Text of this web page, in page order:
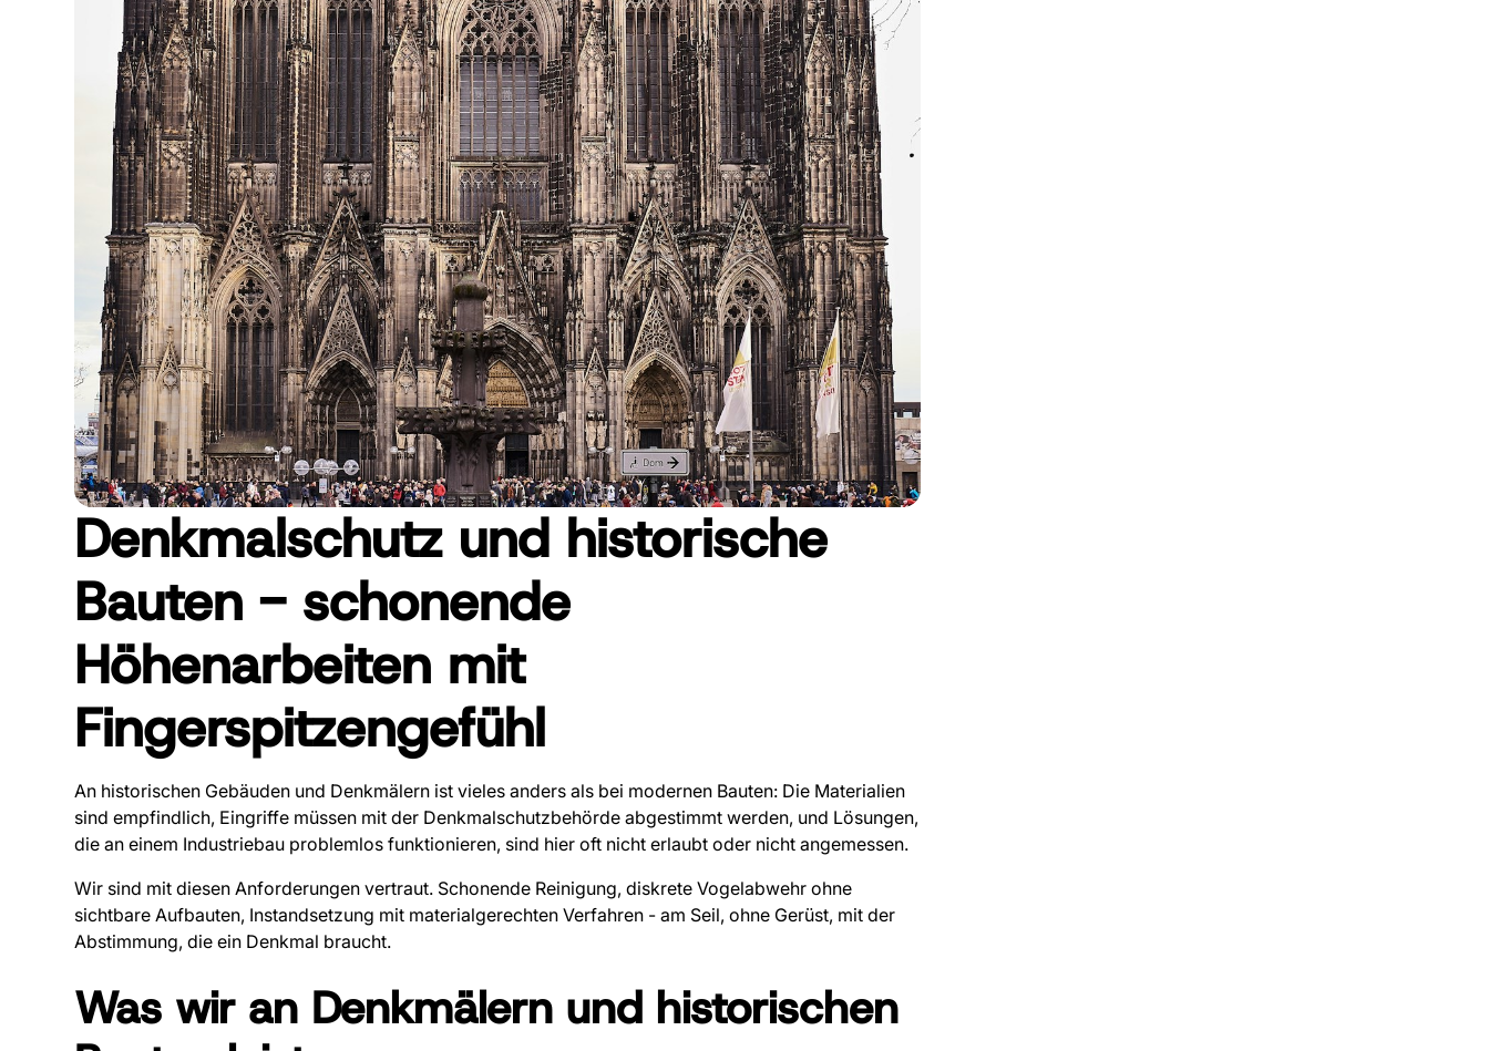
Denkmalschutz und historische
Bauten - schonende
Höhenarbeiten mit
Fingerspitzengefühl
An historischen Gebäuden und Denkmälern ist vieles anders als bei modernen Bauten: Die Materialien
sind empfindlich, Eingriffe müssen mit der Denkmalschutzbehörde abgestimmt werden, und Lösungen,
die an einem Industriebau problemlos funktionieren, sind hier oft nicht erlaubt oder nicht angemessen.
Wir sind mit diesen Anforderungen vertraut. Schonende Reinigung, diskrete Vogelabwehr ohne
sichtbare Aufbauten, Instandsetzung mit materialgerechten Verfahren - am Seil, ohne Gerüst, mit der
Abstimmung, die ein Denkmal braucht.
Was wir an Denkmälern und historischen